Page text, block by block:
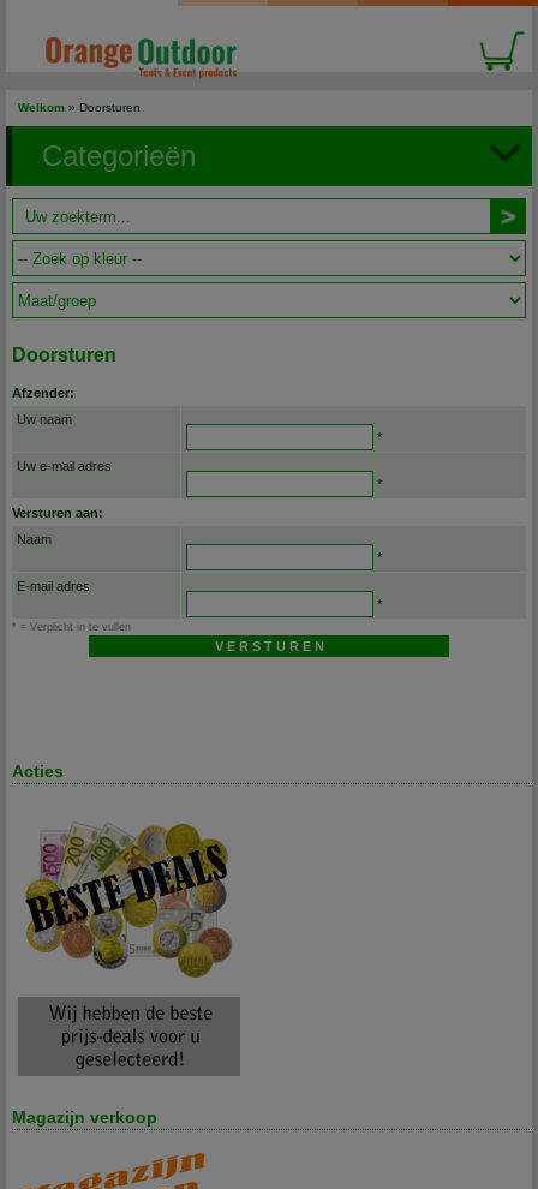
Welkom » Doorsturen
Categorieën
Doorsturen
Afzender:
Uw naam
*
Uw e-mail adres
*
Versturen aan:
Naam
*
E-mail adres
*
* = Verplicht in te vullen
Acties
Magazijn verkoop